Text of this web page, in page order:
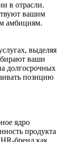
в отрасли.
вашим
амбициям.
выделяя
ваши
долгосрочных
позицию
ядро
продукта
бренд как